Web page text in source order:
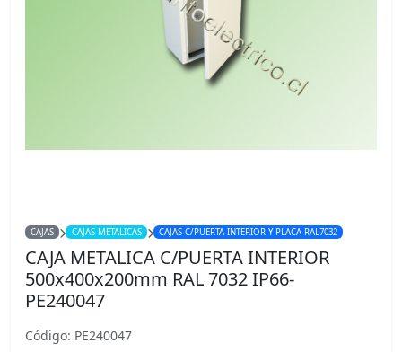
CAJAS CAJAS METALICAS CAJAS C/PUERTA INTERIOR Y PLACA RAL7032
CAJA METALICA C/PUERTA INTERIOR
500x400x200mm RAL 7032 IP66-
PE240047
Código: PE240047